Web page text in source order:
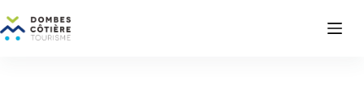
au
contenu